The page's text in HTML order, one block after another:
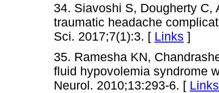
34. Siavoshi S, Dougherty
traumatic headache
Sci. 2017;7(1):3. [ Links ]
35. Ramesha KN,
fluid hypovolemia syndrome
Neurol. 2010;13:293-6. [ Links